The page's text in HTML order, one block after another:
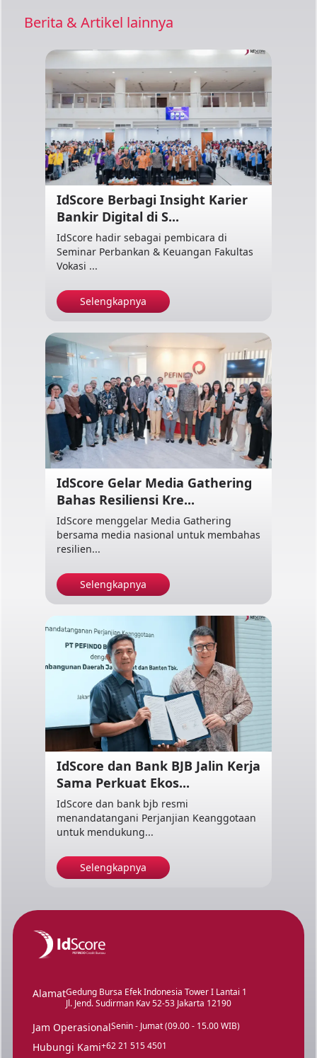
Berita & Artikel lainnya
IdScore Berbagi Insight Karier
Bankir Digital di S...
IdScore hadir sebagai pembicara di
Seminar Perbankan & Keuangan Fakultas
Vokasi ...
Selengkapnya
IdScore Gelar Media Gathering
Bahas Resiliensi Kre...
IdScore menggelar Media Gathering
bersama media nasional untuk membahas
resilien...
Selengkapnya
IdScore dan Bank BJB Jalin Kerja
Sama Perkuat Ekos...
IdScore dan bank bjb resmi
menandatangani Perjanjian Keanggotaan
untuk mendukung...
Selengkapnya
AlamatGedung Bursa Efek Indonesia Tower I Lantai 1
Jl. Jend. Sudirman Kav 52-53 Jakarta 12190
Jam OperasionalSenin - Jumat (09.00 - 15.00 WIB)
Hubungi Kami+62 21 515 4501